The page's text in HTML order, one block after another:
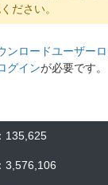
ださい。
ンロードユーザー
グインが必要です。
135,625
3,576,106